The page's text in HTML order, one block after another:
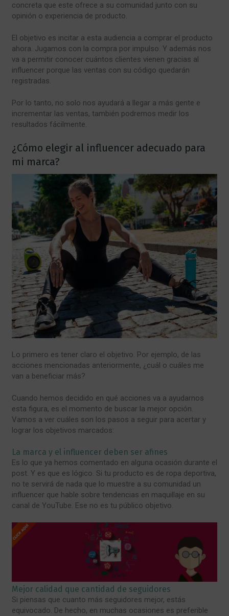
concreta que este ofrece a su comunidad junto con su
opinión o experiencia de producto.
El objetivo es incitar a esta audiencia a comprar el producto
ahora. Jugamos con la compra por impulso. Y además nos
va a permitir conocer cuántos clientes vienen gracias al
influencer porque las ventas con su código quedarán
registradas.
Por lo tanto, no solo nos ayudará a llegar a más gente e
incrementar las ventas, también podremos medir los
resultados fácilmente.
¿Cómo elegir al influencer adecuado para
mi marca?
Lo primero es tener claro el objetivo. Por ejemplo, de las
acciones mencionadas anteriormente, ¿cuál o cuáles me
van a beneficiar más?
Cuando hemos decidido en qué acciones va a ayudarnos
esta figura, es el momento de buscar la mejor opción.
Vamos a ver cuáles son los pasos a seguir para acertar y
lograr los objetivos marcados:
La marca y el influencer deben ser afines
Es lo que ya hemos comentado en alguna ocasión durante el
post. Y es que es lógico. Si tu producto es de ropa deportiva,
no te servirá de nada que lo muestre a su comunidad un
influencer que hable sobre tendencias en maquillaje en su
canal de YouTube. Ese no es tu público objetivo.
Mejor calidad que cantidad de seguidores
Si piensas que cuanto más seguidores mejor, estás
equivocado. De hecho, en muchas ocasiones es preferible